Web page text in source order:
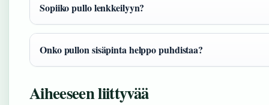
Sopiiko pullo lenkkeilyyn?
Onko pullon sisäpinta helppo puhdistaa?
Aiheeseen liittyvää